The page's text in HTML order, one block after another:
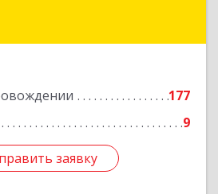
177
9
заявку
обл, Ростов-на-Дону г,
заявку